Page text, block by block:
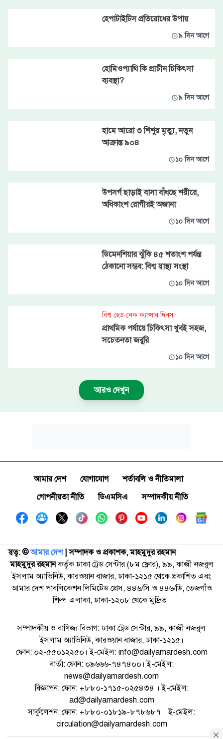
হেপাটাইটিস প্রতিরোধের উপায়
৯ দিন আগে
হোমিওপ্যাথি কি প্রাচীন চিকিৎসা
ব্যবস্থা?
৯ দিন আগে
হামে আরো ৩ শিশুর মৃত্যু, নতুন
আক্রান্ত ৯০৪
১০ দিন আগে
উপসর্গ ছাড়াই বাসা বাঁধছে শরীরে,
অধিকাংশ রোগীরই অজানা
১০ দিন আগে
ডিমেনশিয়ার ঝুঁকি ৪৫ শতাংশ পর্যন্ত
ঠেকানো সম্ভব: বিশ্ব স্বাস্থ্য সংস্থা
১০ দিন আগে
বিশ্ব হেড-নেক ক্যান্সার দিবস
প্রাথমিক পর্যায়ে চিকিৎসা খুবই সহজ,
সচেতনতা জরুরি
১০ দিন আগে
আরও দেখুন
আমার দেশ যোগাযোগ
শর্তাবলি ও নীতিমালা
গোপনীয়তা নীতি
ডিএমসিএ সম্পাদকীয় নীতি
স্বত্ব: ©️আমার দেশ| সম্পাদক ও প্রকাশক, মাহমুদুর রহমান
মাহমুদুর রহমানকর্তৃক ঢাকা ট্রেড সেন্টার (৮ম ফ্লোর), ৯৯, কাজী নজরুল
ইসলাম অ্যাভিনিউ, কারওয়ান বাজার, ঢাকা-১২১৫ থেকে প্রকাশিত এবং
আমার দেশ পাবলিকেশন লিমিটেড প্রেস, ৪৪৬/সি ও ৪৪৬/ডি, তেজগাঁও
শিল্প এলাকা, ঢাকা-১২০৮ থেকে মুদ্রিত।
সম্পাদকীয় ও বাণিজ্য বিভাগ: ঢাকা ট্রেড সেন্টার, ৯৯, কাজী নজরুল
ইসলাম অ্যাভিনিউ, কারওয়ান বাজার, ঢাকা-১২১৫।
ফোন: ০২-৫৫০১২২৫০। ই-মেইল: info@dailyamardesh.com
বার্তা: ফোন: ০৯৬৬৬-৭৪৭৪০০। ই-মেইল:
news@dailyamardesh.com
বিজ্ঞাপন: ফোন: +৮৮০-১৭১৫-০২৫৪৩৪ । ই-মেইল:
ad@dailyamardesh.com
সার্কুলেশন: ফোন: +৮৮০-০১৮১৯-৮৭৮৬৮৭ । ই-মেইল:
circulation@dailyamardesh.com